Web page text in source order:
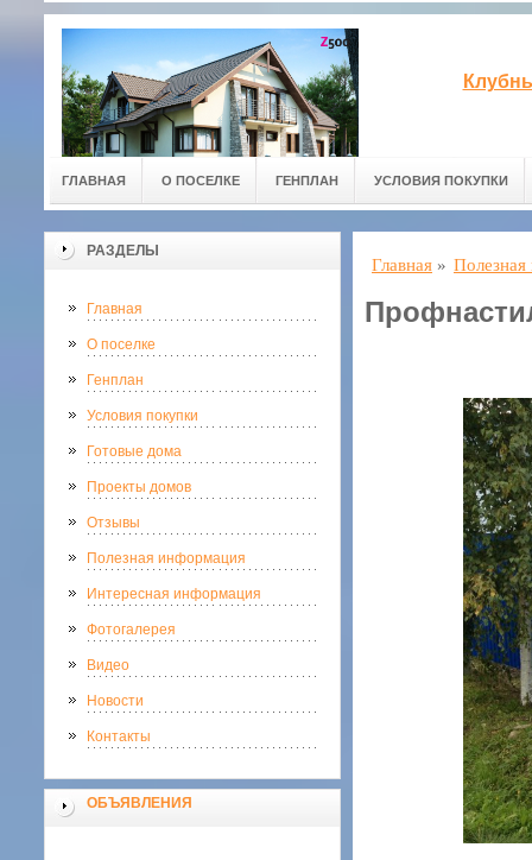
ГЛАВНАЯ О ПОСЕЛКЕ ГЕНПЛАН УСЛОВИЯ ПОКУПКИ
РАЗДЕЛЫ
Главная
О поселке
Генплан
Условия покупки
Готовые дома
Проекты домов
Отзывы
Полезная информация
Интересная информация
Фотогалерея
Видео
Новости
Контакты
ОБЪЯВЛЕНИЯ
Главная »